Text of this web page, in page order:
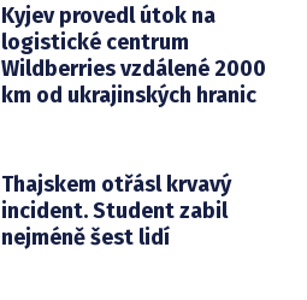
Kyjev provedl útok na
logistické centrum
Wildberries vzdálené 2000
km od ukrajinských hranic
Thajskem otřásl krvavý
incident. Student zabil
nejméně šest lidí